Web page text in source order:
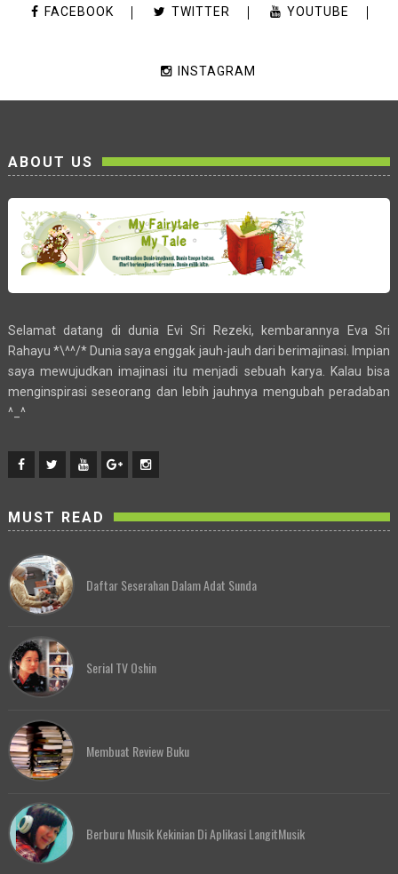
FACEBOOK TWITTER YOUTUBE
INSTAGRAM
ABOUT US
Selamat datang di dunia Evi Sri Rezeki, kembarannya Eva Sri
Rahayu *\^^/* Dunia saya enggak jauh-jauh dari berimajinasi. Impian
saya mewujudkan imajinasi itu menjadi sebuah karya. Kalau bisa
menginspirasi seseorang dan lebih jauhnya mengubah peradaban
^_^
MUST READ
Daftar Seserahan Dalam Adat Sunda
Serial TV Oshin
Membuat Review Buku
Berburu Musik Kekinian Di Aplikasi LangitMusik